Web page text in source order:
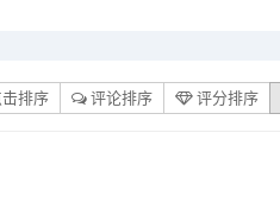
击排序 评论排序 评分排序